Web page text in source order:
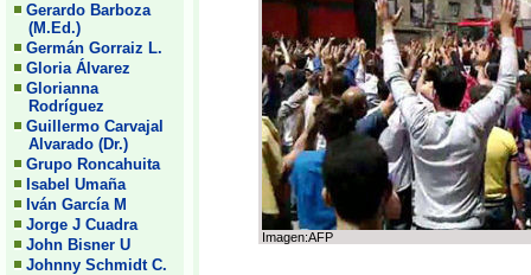
Gerardo Barboza
(M.Ed.)
Germán Gorraiz L.
Gloria Álvarez
Glorianna
Rodríguez
Guillermo Carvajal
Alvarado (Dr.)
Grupo Roncahuita
Isabel Umaña
Iván García M
Jorge J Cuadra
John Bisner U
Johnny Schmidt C.
Imagen:AFP